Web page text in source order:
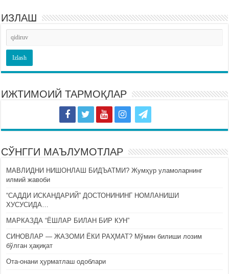
ИЗЛАШ
ИЖТИМОИЙ ТАРМОҚЛАР
СЎНГГИ МАЪЛУМОТЛАР
МАВЛИДНИ НИШОНЛАШ БИДЪАТМИ? Жумҳур уламоларнинг
илмий жавоби
“САДДИ ИСКАНДАРИЙ” ДОСТОНИНИНГ НОМЛАНИШИ
ХУСУСИДА…
МАРКАЗДА “ЁШЛАР БИЛАН БИР КУН”
СИНОВЛАР — ЖАЗОМИ ЁКИ РАҲМАТ? Мўмин билиши лозим
бўлган ҳақиқат
Ота-онани ҳурматлаш одоблари